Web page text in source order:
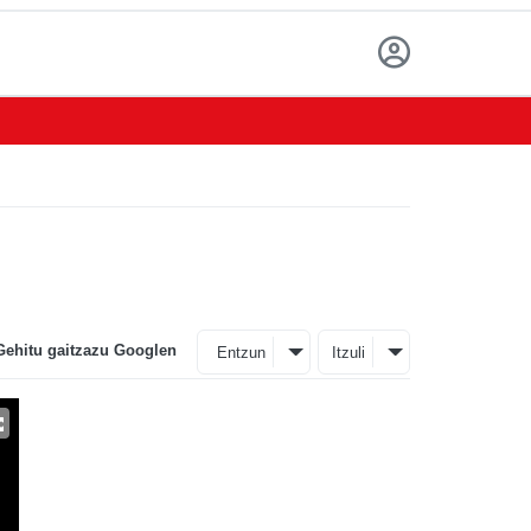
gaitzazu Googlen Entzun Itzuli